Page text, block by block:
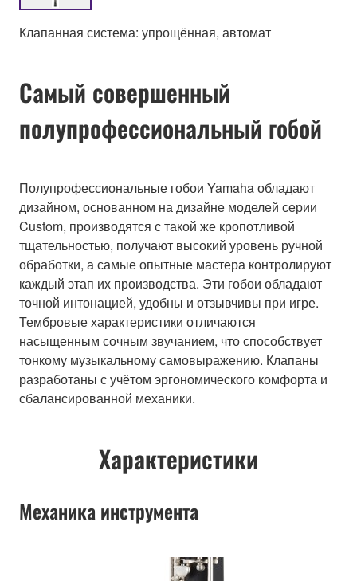
Клапанная система: упрощённая, автомат
Самый совершенный
полупрофессиональный гобой
Полупрофессиональные гобои Yamaha обладают
дизайном, основанном на дизайне моделей серии
Custom, производятся с такой же кропотливой
тщательностью, получают высокий уровень ручной
обработки, а самые опытные мастера контролируют
каждый этап их производства. Эти гобои обладают
точной интонацией, удобны и отзывчивы при игре.
Тембровые характеристики отличаются
насыщенным сочным звучанием, что способствует
тонкому музыкальному самовыражению. Клапаны
разработаны с учётом эргономического комфорта и
сбалансированной механики.
Характеристики
Механика инструмента